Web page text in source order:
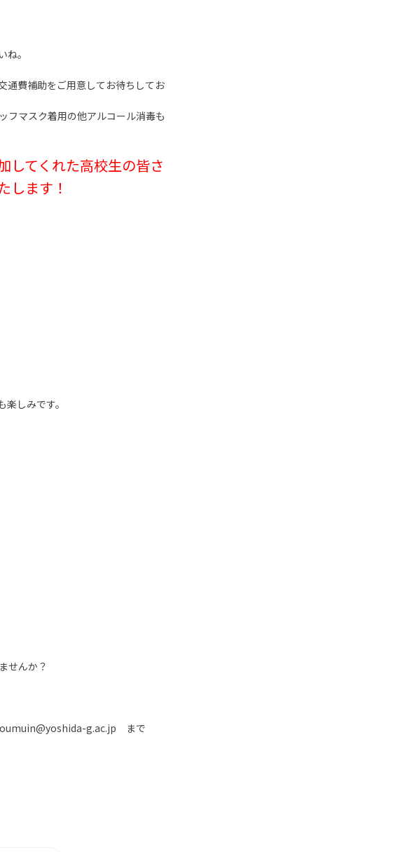
。
通費補助をご用意してお待ちしてお
フマスク着用の他アルコール消毒も
してくれた高校生の皆さ
します！
しみです。
せんか？
g.ac.jp まで